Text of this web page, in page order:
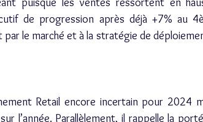
de progression après déjà +7% au
le marché et à la stratégie de
Retail encore incertain pour 2024
l’année. Parallèlement, il rappelle la